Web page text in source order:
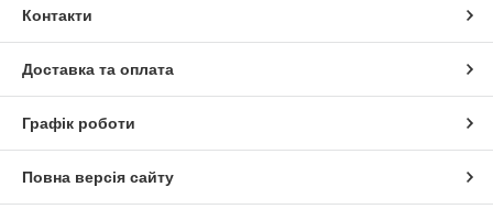
Контакти
Доставка та оплата
Графік роботи
Повна версія сайту